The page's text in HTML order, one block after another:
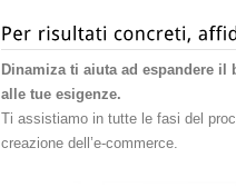
Dinamiza ti aiuta ad espandere il
alle tue esigenze.
Ti assistiamo in tutte le fasi del
creazione dell’e-commerce.